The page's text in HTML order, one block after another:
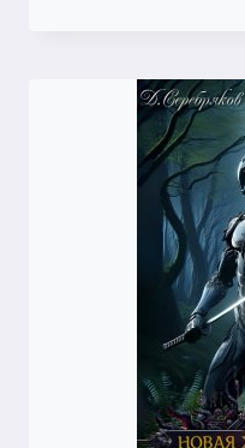
УРОВЕНЬ.
ЧАСТЬ
ПЕРВАЯ.
(ДМИТРИЙ
СЕРЕБРЯКОВ)